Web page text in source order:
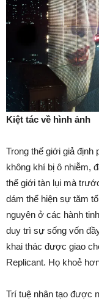
Kiệt tác về hình ảnh
Trong thế giới giả
không khí bị ô nhiễm,
thế giới tàn lụi mà
dám thể hiện sự tăm
nguyên ở các hành
duy trì sự sống vốn
khai thác được giao
Replicant. Họ khoẻ
Trí tuệ nhân tạo được